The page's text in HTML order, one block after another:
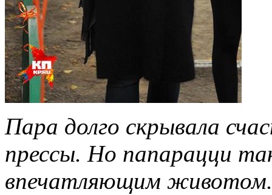
Пара долго скрывала
прессы. Но папарацци
впечатляющим животом.